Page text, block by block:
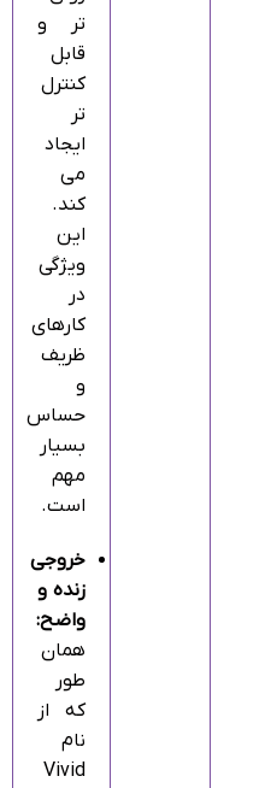
تر و
قابل‌
کنترل‌
تر
ایجاد
می‌
کند.
این
ویژگی
در
کارهای
ظریف
و
حساس
بسیار
مهم
است.
خروجی
زنده و
واضح:
همان‌
طور
که از
نام
Vivid